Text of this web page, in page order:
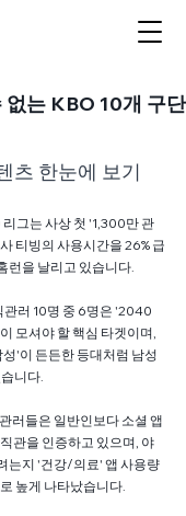
없는 KBO 10개 구단
츠 한눈에 보기
그는 사상 첫 '1,300만 관
티빙의 사용시간을 26% 급
런을 날리고 있습니다.
관러 10명 중 6명은 '2040
모셔야 할 핵심 타겟이며,
'이 든든한 등대처럼 남성
니다.
러들은 일반인보다 소셜 앱
관을 인증하고 있으며, 야
는지 '건강/의료' 앱 사용량
높게 나타났습니다.